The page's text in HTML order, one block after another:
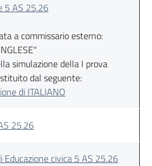
5 AS 25.26
a commissario esterno:
simulazione della I prova
dal seguente:
di ITALIANO
25.26
civica 5 AS 25.26